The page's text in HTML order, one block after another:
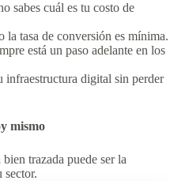
sabes cuál es tu costo de
tasa de conversión es mínima.
está un paso adelante en los
infraestructura digital sin perder
mismo
trazada puede ser la
sector.